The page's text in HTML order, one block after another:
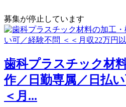
募集が停止しています
歯科プラスチック材
作／日勤専属／日払
＜月...